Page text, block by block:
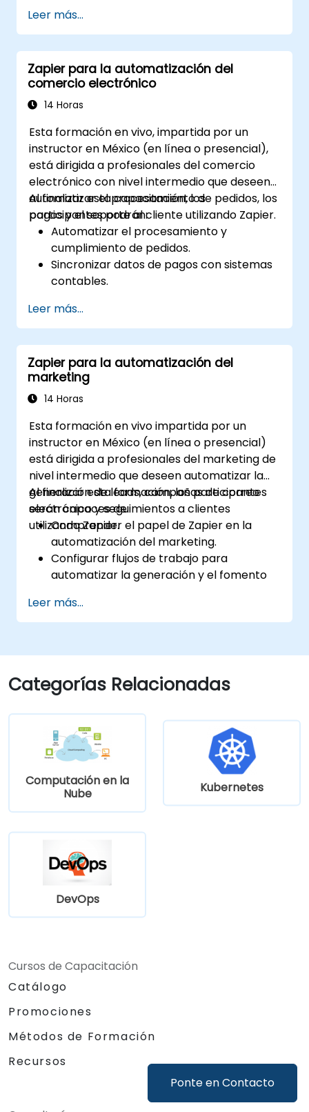
Ponte en Contacto
populares con Zapier.
Gestionar y optimizar flujos de trabajo
automatizados.
Leer más...
Zapier para la automatización del
comercio electrónico
14 Horas
Esta formación en vivo, impartida por un
instructor en México (en línea o presencial),
está dirigida a profesionales del comercio
electrónico con nivel intermedio que deseen
automatizar el procesamiento de pedidos, los
pagos y el soporte al cliente utilizando Zapier.
Al finalizar esta capacitación, los
participantes podrán:
Automatizar el procesamiento y
cumplimiento de pedidos.
Sincronizar datos de pagos con sistemas
contables.
automatización.
Optimizar los flujos de trabajo de
marketing y ventas.
Leer más...
Zapier para la automatización del
marketing
14 Horas
Esta formación en vivo impartida por un
instructor en México (en línea o presencial)
está dirigida a profesionales del marketing de
nivel intermedio que deseen automatizar la
generación de leads, campañas de correo
electrónico y seguimientos a clientes
utilizando Zapier.
Al finalizar esta formación, los participantes
serán capaces de:
Comprender el papel de Zapier en la
automatización del marketing.
Configurar flujos de trabajo para
automatizar la generación y el fomento
Integrar herramientas de marketing
como CRMs, plataformas de correo
Optimizar y solucionar problemas en los
flujos de trabajo automatizados para
lograr la máxima eficiencia.
Leer más...
Categorías Relacionadas
Computación en la
Nube
Kubernetes
DevOps
Cursos de Capacitación
Catálogo
Promociones
Métodos de Formación
Recursos